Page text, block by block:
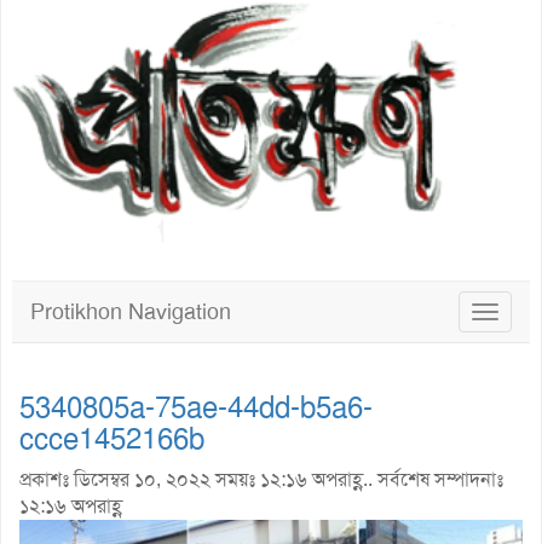
Toggle
Protikhon Navigation
5340805a-75ae-44dd-b5a6-
ccce1452166b
প্রকাশঃ ডিসেম্বর ১০, ২০২২ সময়ঃ ১২:১৬ অপরাহ্ণ.. সর্বশেষ সম্পাদনাঃ
১২:১৬ অপরাহ্ণ